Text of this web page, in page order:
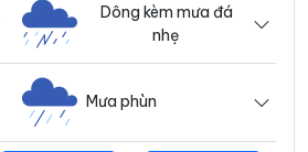
Dông kèm mưa đá
nhẹ
Mưa phùn